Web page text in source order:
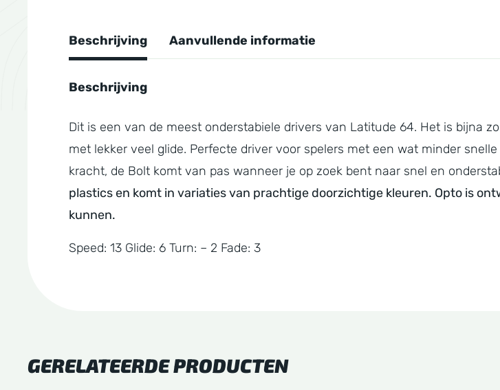
Beschrijving Aanvullende informatie
Beschrijving
Dit is een van de meest onderstabiele drivers van Latitude 64. Het is bijna
met lekker veel glide. Perfecte driver voor spelers met een wat minder
kracht, de Bolt komt van pas wanneer je op zoek bent naar snel en
plastics en komt in variaties van prachtige doorzichtige kleuren. Opto is
kunnen.
Speed: 13 Glide: 6 Turn: – 2 Fade: 3
GERELATEERDE PRODUCTEN